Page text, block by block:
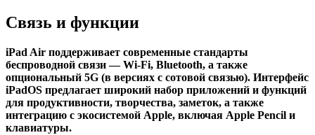
Связь и функции
iPad Air поддерживает современные стандарты
беспроводной связи — Wi-Fi, Bluetooth, а также
опциональный 5G (в версиях с сотовой связью). Интерфейс
iPadOS предлагает широкий набор приложений и функций
для продуктивности, творчества, заметок, а также
интеграцию с экосистемой Apple, включая Apple Pencil и
клавиатуры.